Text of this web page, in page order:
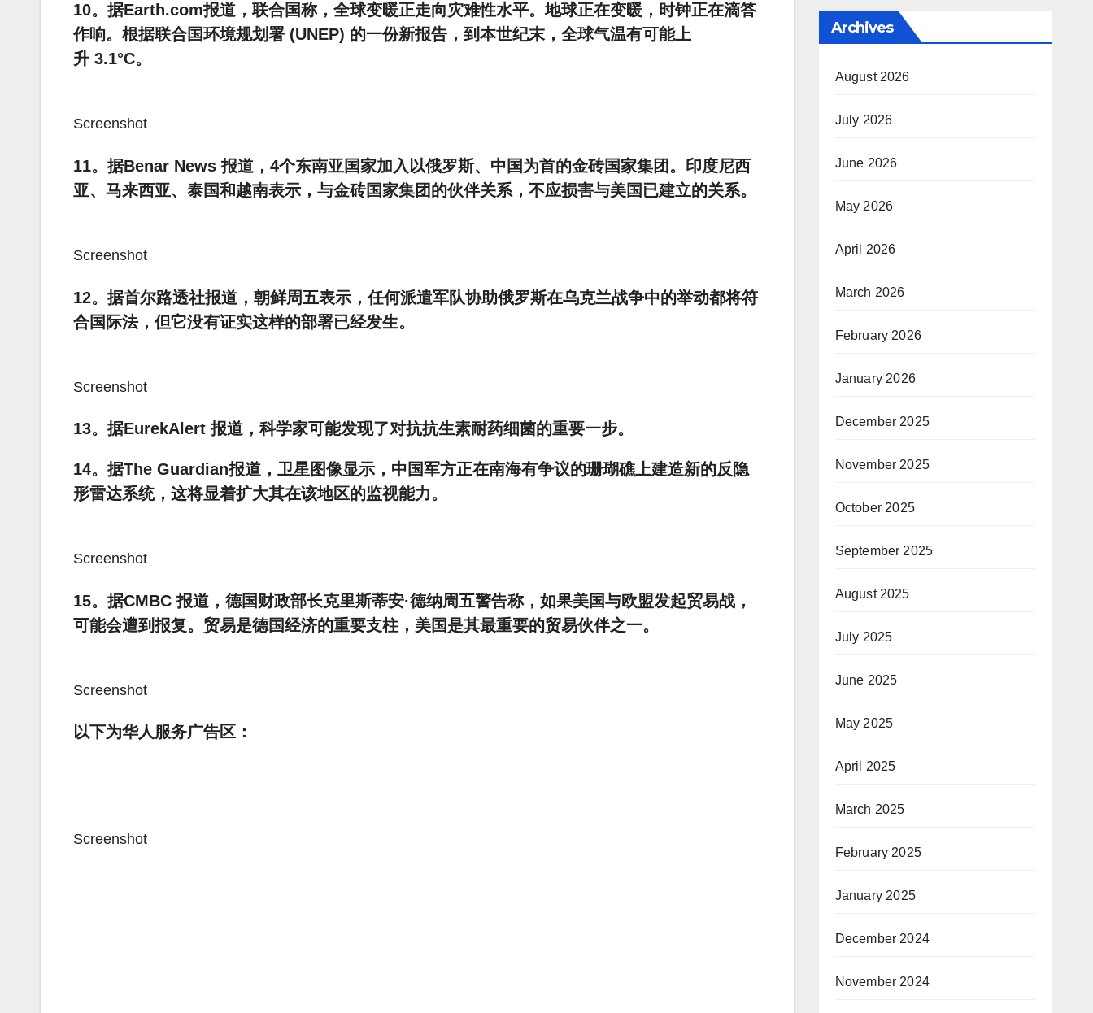
10。据Earth.com报道，联合国称，全球变暖正走向灾难性水平。地球正在变暖，时钟正在滴答
作响。根据联合国环境规划署 (UNEP) 的一份新报告，到本世纪末，全球气温有可能上
升 3.1°C。
Screenshot
11。据Benar News 报道，4个东南亚国家加入以俄罗斯、中国为首的金砖国家集团。印度尼西
亚、马来西亚、泰国和越南表示，与金砖国家集团的伙伴关系，不应损害与美国已建立的关系。
Screenshot
12。据首尔路透社报道，朝鲜周五表示，任何派遣军队协助俄罗斯在乌克兰战争中的举动都将符
合国际法，但它没有证实这样的部署已经发生。
Screenshot
13。据EurekAlert 报道，科学家可能发现了对抗抗生素耐药细菌的重要一步。
14。据The Guardian报道，卫星图像显示，中国军方正在南海有争议的珊瑚礁上建造新的反隐
形雷达系统，这将显着扩大其在该地区的监视能力。
Screenshot
15。据CMBC 报道，德国财政部长克里斯蒂安·德纳周五警告称，如果美国与欧盟发起贸易战，
可能会遭到报复。贸易是德国经济的重要支柱，美国是其最重要的贸易伙伴之一。
Screenshot
以下为华人服务广告区：
Screenshot
Archives
August 2026
July 2026
June 2026
May 2026
April 2026
March 2026
February 2026
January 2026
December 2025
November 2025
October 2025
September 2025
August 2025
July 2025
June 2025
May 2025
April 2025
March 2025
February 2025
January 2025
December 2024
November 2024